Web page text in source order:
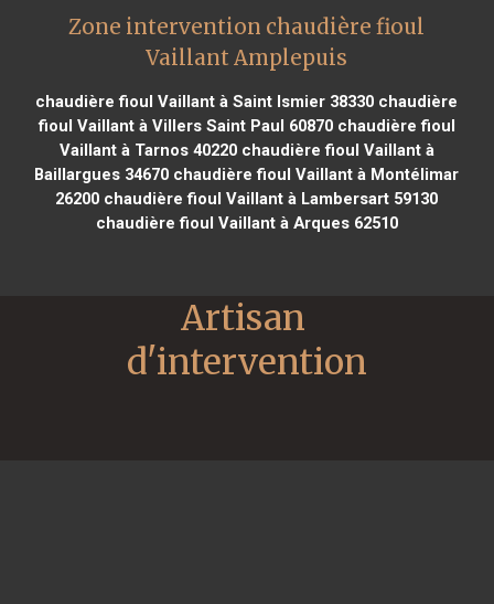
Zone intervention chaudière fioul
Vaillant Amplepuis
chaudière fioul Vaillant à Saint Ismier 38330 chaudière
fioul Vaillant à Villers Saint Paul 60870chaudière fioul
Vaillant à Tarnos 40220chaudière fioul Vaillant à
Baillargues 34670 chaudière fioul Vaillant à Montélimar
26200 chaudière fioul Vaillant à Lambersart 59130
chaudière fioul Vaillant à Arques 62510
Artisan
d'intervention